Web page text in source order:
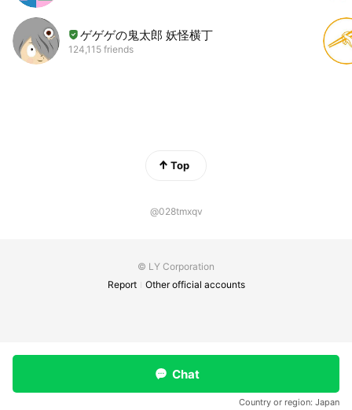
ゲゲゲの鬼太郎 妖怪横丁
124,115 friends
Top
@028tmxqv
© LY Corporation
Report
Other official accounts
Chat
Country or region: Japan